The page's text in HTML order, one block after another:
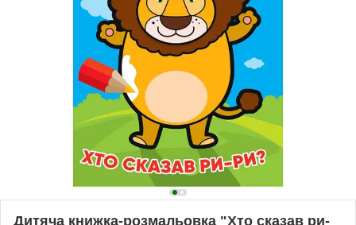
Дитяча книжка-розмальовка "Хто сказав ри-